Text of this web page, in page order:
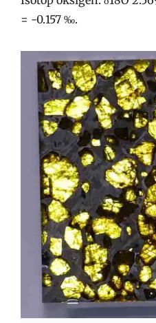
= -0.157 ‰.